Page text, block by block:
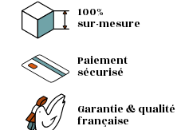
100%
sur-mesure
Paiement
sécurisé
Garantie & qualité
française